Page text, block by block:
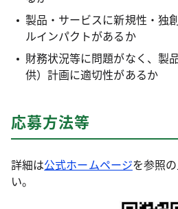
製品・サービスに新規性・独
ルインパクトがあるか
財務状況等に問題がなく、製
供）計画に適切性があるか
応募方法等
詳細は公式ホームページを参照
い。